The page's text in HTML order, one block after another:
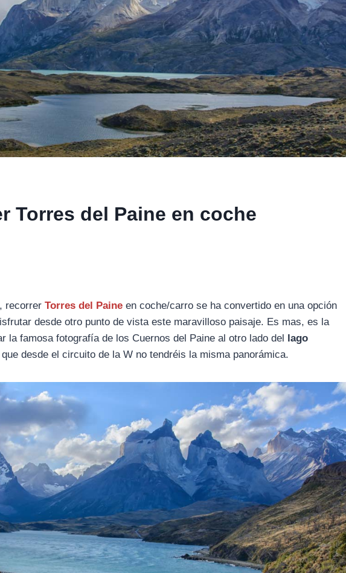
Torres del Paine en coche
recorrer Torres del Paine en coche/carro se ha convertido en una opción
desde otro punto de vista este maravilloso paisaje. Es mas, es la
la famosa fotografía de los Cuernos del Paine al otro lado del lago
desde el circuito de la W no tendréis la misma panorámica.